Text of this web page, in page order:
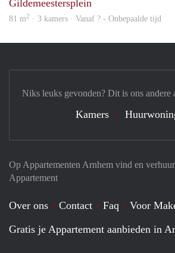
Gildemeestersplein
81 m2 · 3 kamers · Vanaf ? - Onbepaalde tijd
Op Appartementen Arnhem vind en
Appartement
Over ons Contact Faq Voor
Gratis je Appartement aanbieden in
Niks leuks gevonden? Dit is ons andere
Kamers